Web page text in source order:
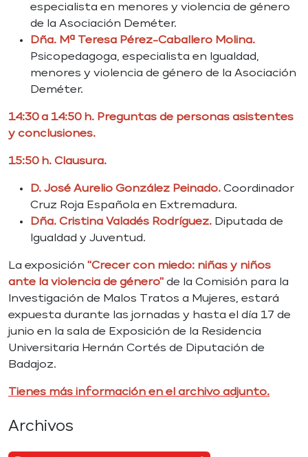
especialista en menores y violencia de género
de la Asociación Deméter.
Dña. Mª Teresa Pérez-Caballero Molina.
Psicopedagoga, especialista en Igualdad,
menores y violencia de género de la Asociación
Deméter.
14:30 a 14:50 h. Preguntas de personas asistentes
y conclusiones.
15:50 h. Clausura.
D. José Aurelio González Peinado. Coordinador
Cruz Roja Española en Extremadura.
Dña. Cristina Valadés Rodríguez. Diputada de
Igualdad y Juventud.
La exposición "Crecer con miedo: niñas y niños
ante la violencia de género" de la Comisión para la
Investigación de Malos Tratos a Mujeres, estará
expuesta durante las jornadas y hasta el día 17 de
junio en la sala de Exposición de la Residencia
Universitaria Hernán Cortés de Diputación de
Badajoz.
Tienes más información en el archivo adjunto.
Archivos